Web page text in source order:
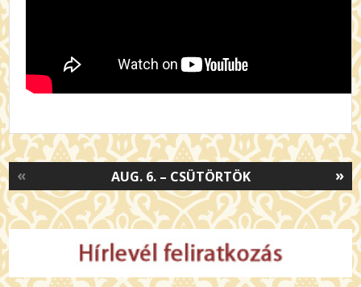
»
AUG. 6. – CSÜTÖRTÖK
«